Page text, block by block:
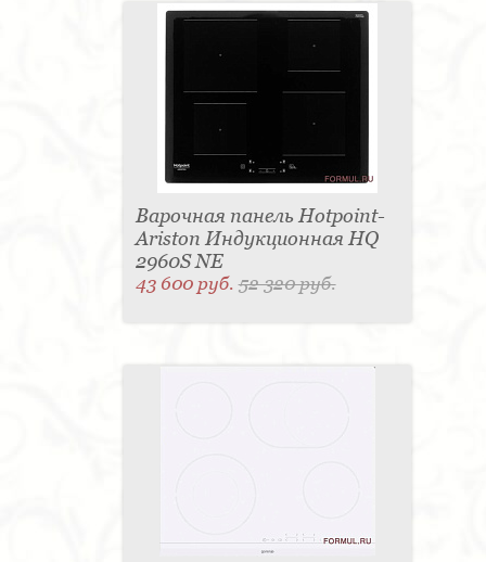
Варочная панель Hotpoint-
Ariston Индукционная HQ
2960S NE
43 600 руб.52 320 руб.